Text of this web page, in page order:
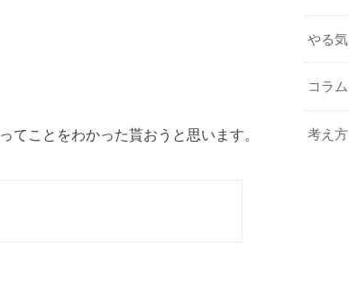
ってことをわかった貰おうと思います。
やる気
コラム
考え方